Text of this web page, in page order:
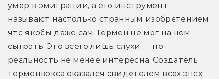
умер в эмиграции, а его инструмент
называют настолько странным изобретением,
что якобы даже сам Термен не мог на нём
сыграть. Это всего лишь слухи — но
реальность не менее интересна. Создатель
терменвокса оказался свидетелем всех эпох